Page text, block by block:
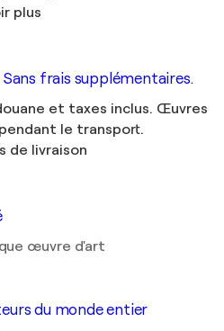
plus
frais supplémentaires.
et taxes inclus. Œuvres
le transport.
de livraison
œuvre d'art
du monde entier